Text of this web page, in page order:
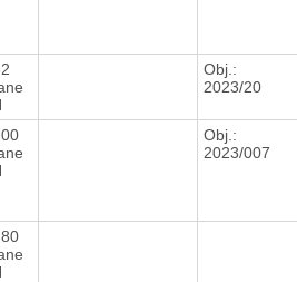
Obj.:
2023/20
Obj.:
2023/007